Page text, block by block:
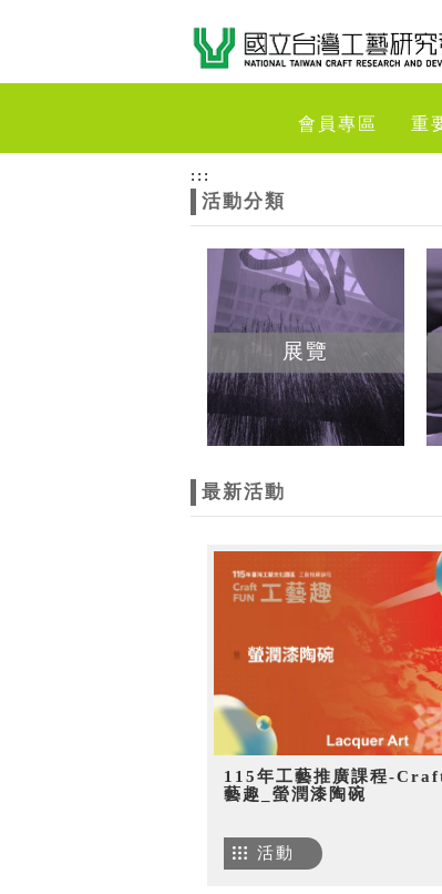
會員專區 重
:::
活動分類
展覽
最新活動
115年工藝推廣課程-
藝趣_螢潤漆陶碗
活動